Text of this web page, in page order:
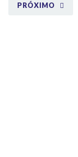
PRÓXIMO